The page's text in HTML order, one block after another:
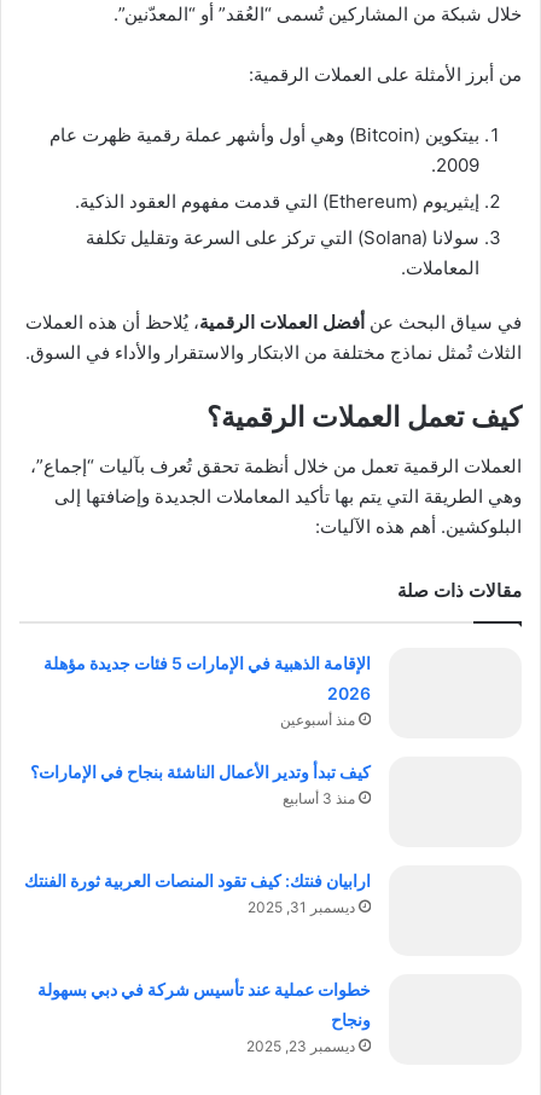
خلال شبكة من المشاركين تُسمى “العُقد” أو “المعدّنين”.
من أبرز الأمثلة على العملات الرقمية:
بيتكوين (Bitcoin) وهي أول وأشهر عملة رقمية ظهرت عام
2009.
إيثيريوم (Ethereum) التي قدمت مفهوم العقود الذكية.
سولانا (Solana) التي تركز على السرعة وتقليل تكلفة
المعاملات.
في سياق البحث عن أفضل العملات الرقمية، يُلاحظ أن هذه العملات
الثلاث تُمثل نماذج مختلفة من الابتكار والاستقرار والأداء في السوق.
كيف تعمل العملات الرقمية؟
العملات الرقمية تعمل من خلال أنظمة تحقق تُعرف بآليات “إجماع”،
وهي الطريقة التي يتم بها تأكيد المعاملات الجديدة وإضافتها إلى
البلوكشين. أهم هذه الآليات:
مقالات ذات صلة
الإقامة الذهبية في الإمارات 5 فئات جديدة مؤهلة
2026
منذ أسبوعين
كيف تبدأ وتدير الأعمال الناشئة بنجاح في الإمارات؟
منذ 3 أسابيع
ارابيان فنتك: كيف تقود المنصات العربية ثورة الفنتك
ديسمبر 31, 2025
خطوات عملية عند تأسيس شركة في دبي بسهولة
ونجاح
ديسمبر 23, 2025